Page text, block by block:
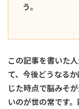
う。
この記事を書いた
て、今後どうなる
じた時点で脳みそ
いのが世の常です